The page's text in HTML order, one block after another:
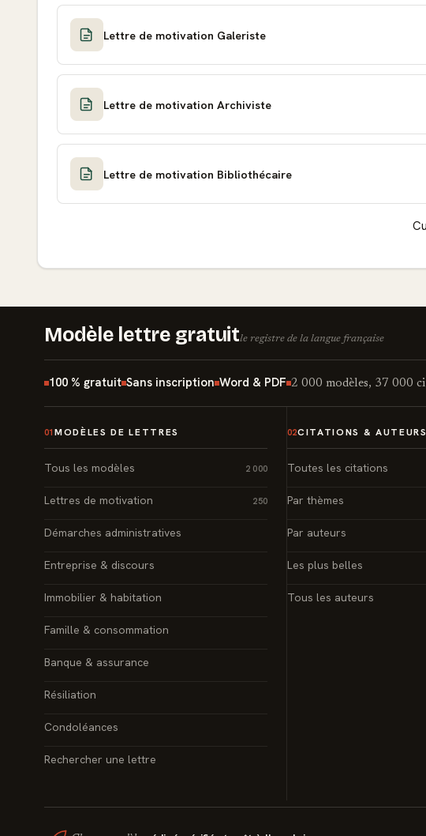
Lettre de motivation Galeriste
Lettre de motivation Archiviste
Lettre de motivation Bibliothécaire
Modèle lettre gratuitle registre de la langue française
100 % gratuit Sans inscription Word & PDF 2 000 modèles, 37 000
01 MODÈLES DE LETTRES
Tous les modèles 2 000
Lettres de motivation 250
Démarches administratives
Entreprise & discours
Immobilier & habitation
Famille & consommation
Banque & assurance
Résiliation
Condoléances
Rechercher une lettre
02CITATIONS & AUTEURS
Toutes les citations
Par thèmes
Par auteurs
Les plus belles
Tous les auteurs